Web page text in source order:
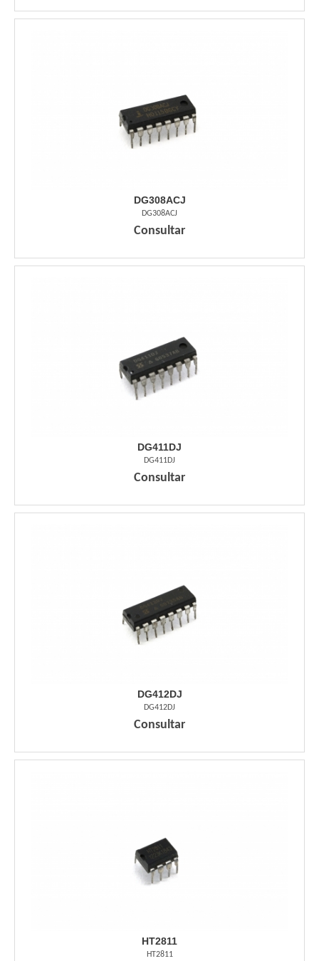
DG308ACJ
DG308ACJ
Consultar
DG411DJ
DG411DJ
Consultar
DG412DJ
DG412DJ
Consultar
HT2811
HT2811